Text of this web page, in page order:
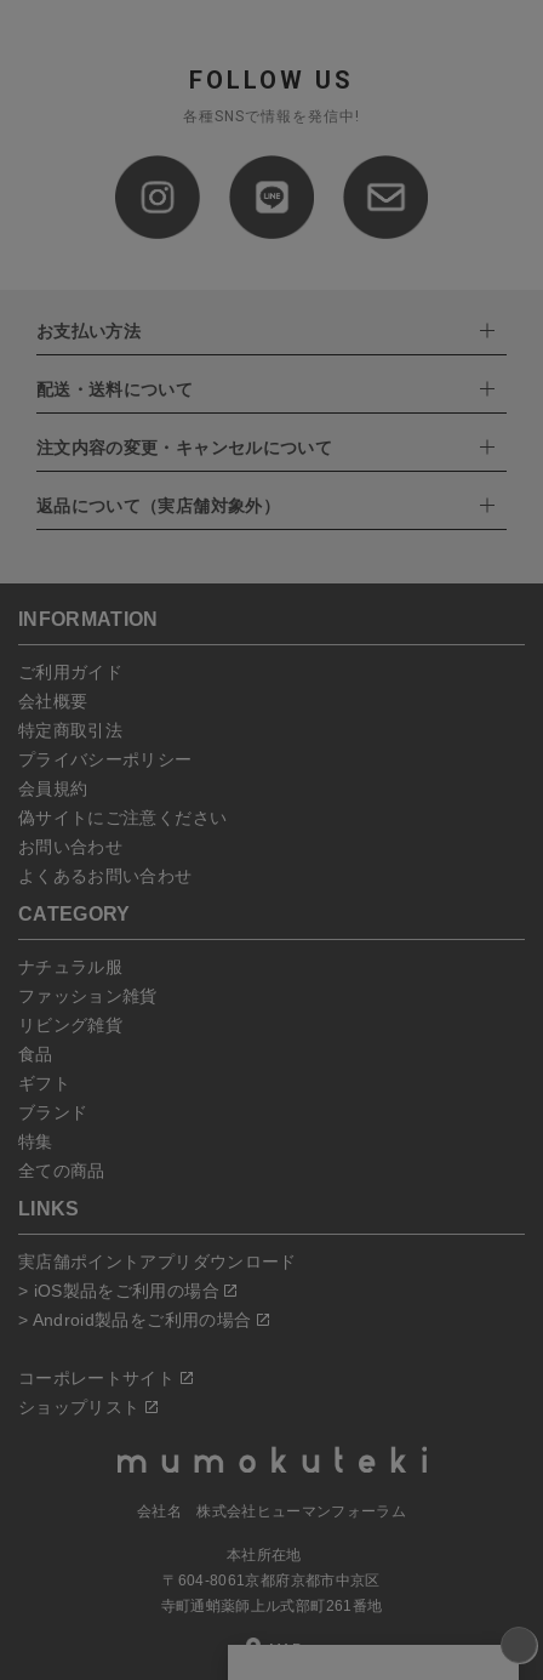
FOLLOW US
各種SNSで情報を発信中!
お支払い方法
下記お支払い方法よりお選びいただけます。
・クレジットカード（VISA,mastercard,JCB,AMERICAN
EXPRESS,Diners Club）
・PayPay
・NP後払い
配送・送料について
配達業者：日本郵便
北海道：1,400円
沖縄：1,400円
注文内容の変更・キャンセルについて
ご注文日当日から翌日のAM9:00までにご連絡頂いた場合はキャン
セルは可能です。
ンセルしていただいた後、ご希望の商品のみ再度ご注文お願いしま
予約商品など一部キャンセルが出来ない場合がございます。あらか
じめご了承ください。
返品について（実店舗対象外）
こちらよりご依頼ください。
INFORMATION
ご利用ガイド
会社概要
特定商取引法
プライバシーポリシー
会員規約
偽サイトにご注意ください
お問い合わせ
よくあるお問い合わせ
CATEGORY
ナチュラル服
ファッション雑貨
リビング雑貨
食品
ギフト
ブランド
特集
全ての商品
LINKS
実店舗ポイントアプリダウンロード
> iOS製品をご利用の場合
> Android製品をご利用の場合
コーポレートサイト
ショップリスト
会社名 株式会社ヒューマンフォーラム
本社所在地
〒604-8061京都府京都市中京区
寺町通蛸薬師上ル式部町261番地
MAP